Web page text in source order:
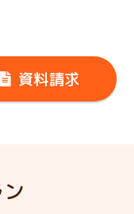
資料請求